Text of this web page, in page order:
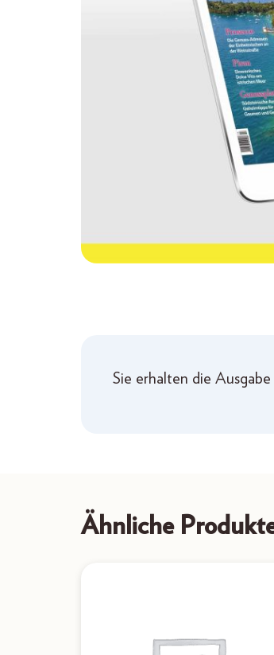
Sie erhalten die
Ähnliche